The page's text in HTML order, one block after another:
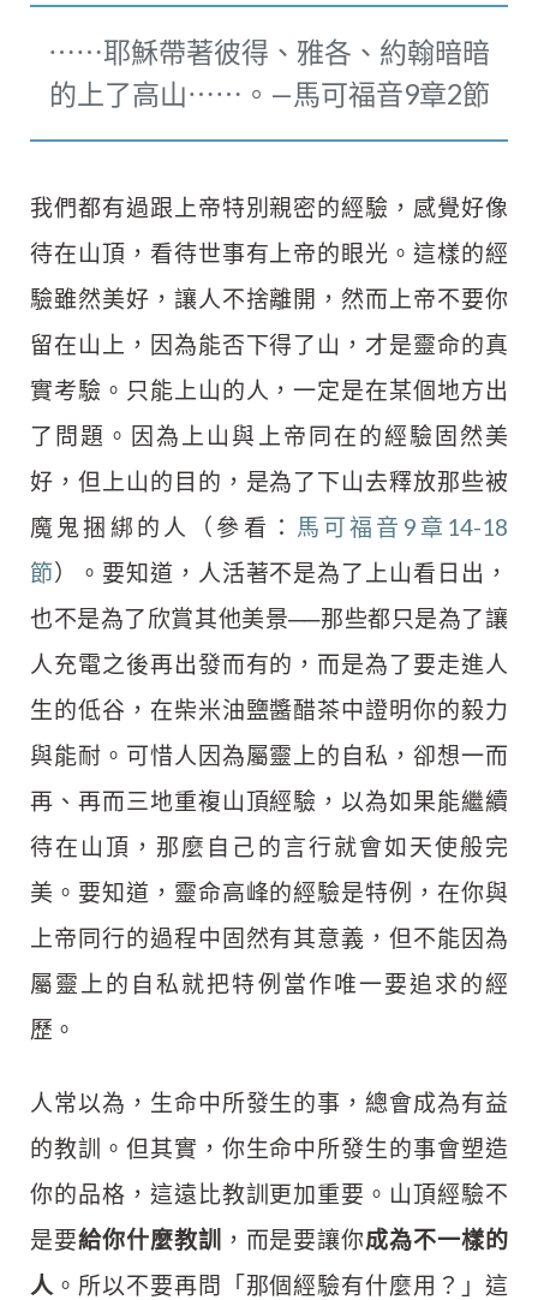
⋯⋯耶穌帶著彼得、雅各、約翰暗暗
的上了高山⋯⋯。—馬可福音9章2節
我們都有過跟上帝特別親密的經驗，感覺好像
待在山頂，看待世事有上帝的眼光。這樣的經
驗雖然美好，讓人不捨離開，然而上帝不要你
留在山上，因為能否下得了山，才是靈命的真
實考驗。只能上山的人，一定是在某個地方出
了問題。因為上山與上帝同在的經驗固然美
好，但上山的目的，是為了下山去釋放那些被
魔鬼捆綁的人（參看： 馬可福音9章14-18
節）。要知道，人活著不是為了上山看日出，
也不是為了欣賞其他美景──那些都只是為了讓
人充電之後再出發而有的，而是為了要走進人
生的低谷，在柴米油鹽醬醋茶中證明你的毅力
與能耐。可惜人因為屬靈上的自私，卻想一而
再、再而三地重複山頂經驗，以為如果能繼續
待在山頂，那麼自己的言行就會如天使般完
美。要知道，靈命高峰的經驗是特例，在你與
上帝同行的過程中固然有其意義，但不能因為
屬靈上的自私就把特例當作唯一要追求的經
歷。
人常以為，生命中所發生的事，總會成為有益
的教訓。但其實，你生命中所發生的事會塑造
你的品格，這遠比教訓更加重要。山頂經驗不
是要給你什麼教訓 ，而是要讓你成為不一樣的
人 。所以不要再問「那個經驗有什麼用？」這